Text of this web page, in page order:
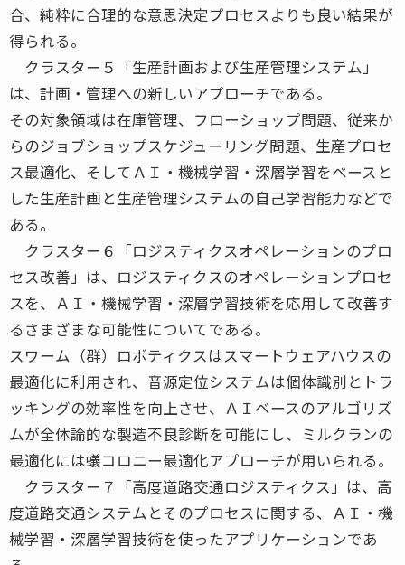
合、純粋に合理的な意思決定プロセスよりも良い結果が
得られる。
クラスター５「生産計画および生産管理システム」
は、計画・管理への新しいアプローチである。
その対象領域は在庫管理、フローショップ問題、従来か
らのジョブショップスケジューリング問題、生産プロセ
ス最適化、そしてＡＩ・機械学習・深層学習をベースと
した生産計画と生産管理システムの自己学習能力などで
ある。
クラスター６「ロジスティクスオペレーションのプロ
セス改善」は、ロジスティクスのオペレーションプロセ
スを、ＡＩ・機械学習・深層学習技術を応用して改善す
るさまざまな可能性についてである。
スワーム（群）ロボティクスはスマートウェアハウスの
最適化に利用され、音源定位システムは個体識別とトラ
ッキングの効率性を向上させ、ＡＩベースのアルゴリズ
ムが全体論的な製造不良診断を可能にし、ミルクランの
最適化には蟻コロニー最適化アプローチが用いられる。
クラスター７「高度道路交通ロジスティクス」は、高
度道路交通システムとそのプロセスに関する、ＡＩ・機
械学習・深層学習技術を使ったアプリケーションであ